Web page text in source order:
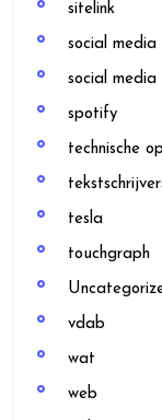
sitelink
social media
social media
spotify
technische
tesla
touchgraph
vdab
wat
web